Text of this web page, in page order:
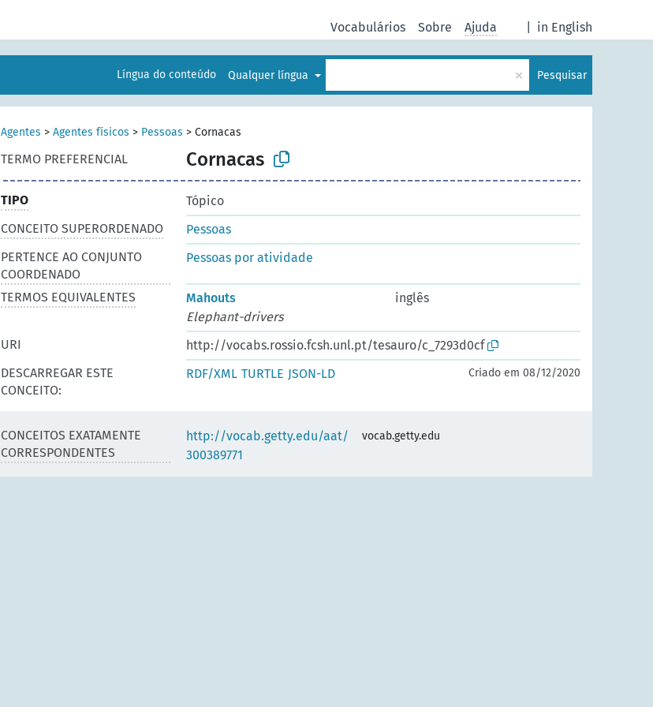
in English
Vocabulários Sobre Ajuda
Língua do conteúdo Qualquer língua × Pesquisar
Agentes > Agentes físicos > Pessoas > Cornacas
TERMO PREFERENCIAL Cornacas
TIPO
Tópico
CONCEITO SUPERORDENADO
Pessoas
PERTENCE AO CONJUNTO
COORDENADO
Pessoas por atividade
TERMOS EQUIVALENTES Mahouts
inglês
Elephant-drivers
URI
http://vocabs.rossio.fcsh.unl.pt/tesauro/c_7293d0cf
DESCARREGAR ESTE
CONCEITO:
RDF/XML TURTLE JSON-LD Criado em 08/12/2020
CONCEITOS EXATAMENTE
CORRESPONDENTES
http://vocab.getty.edu/aat/
300389771
vocab.getty.edu